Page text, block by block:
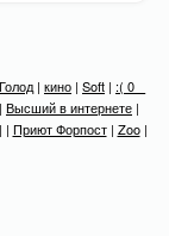
| кино | Soft | :( 0 _
| Высший в интернете |
| Приют Форпост| Zoo|